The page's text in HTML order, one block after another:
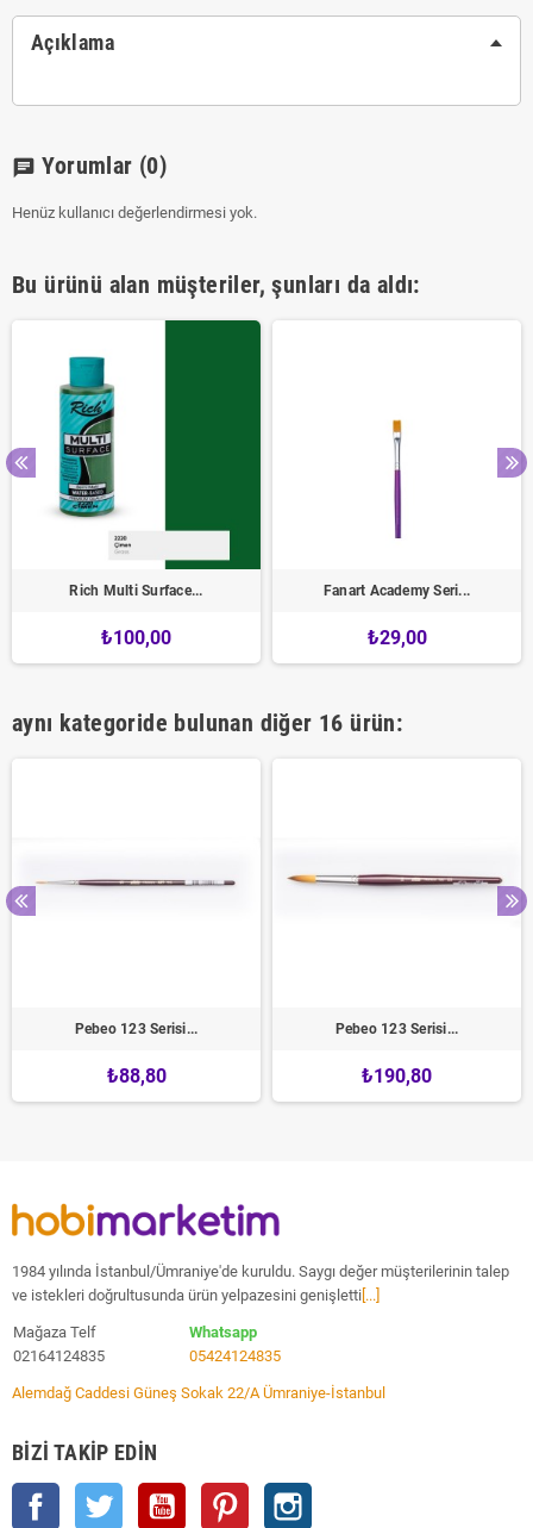
Açıklama
chat Yorumlar (0)
Henüz kullanıcı değerlendirmesi yok.
Bu ürünü alan müşteriler, şunları da aldı:
Rich Multi Surface...
₺100,00
Fanart Academy Seri...
₺29,00
aynı kategoride bulunan diğer 16 ürün:
Pebeo 123 Serisi...
₺88,80
Pebeo 123 Serisi...
₺190,80
1984 yılında İstanbul/Ümraniye'de kuruldu. Saygı değer müşterilerinin talep
ve istekleri doğrultusunda ürün yelpazesini genişletti [...]
Mağaza Telf
02164124835
Whatsapp
05424124835
Alemdağ Caddesi Güneş Sokak 22/A Ümraniye-İstanbul
BIZI TAKIP EDIN
Facebook Twitter YouTube Pinterest